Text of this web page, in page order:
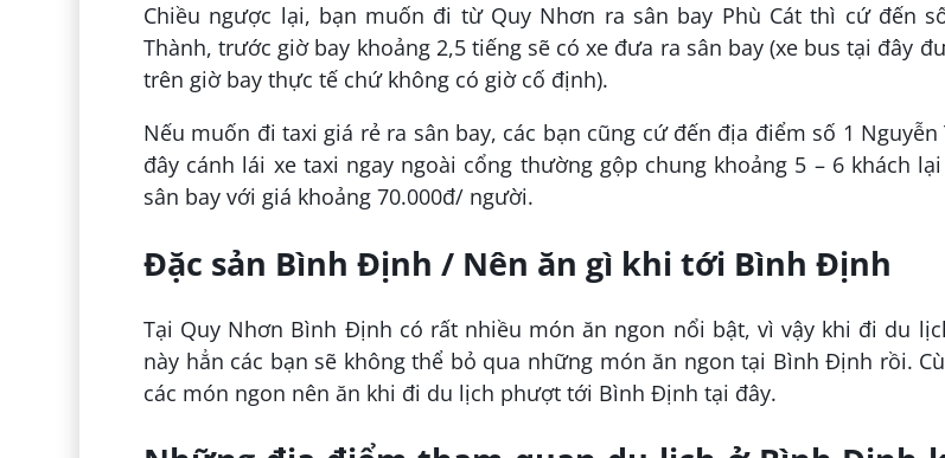
Chiều ngược lại, bạn muốn đi từ Quy Nhơn ra sân bay Phù Cát thì cứ đến
Thành, trước giờ bay khoảng 2,5 tiếng sẽ có xe đưa ra sân bay (xe bus tại đây
trên giờ bay thực tế chứ không có giờ cố định).
Nếu muốn đi taxi giá rẻ ra sân bay, các bạn cũng cứ đến địa điểm số 1 Nguyễn
đây cánh lái xe taxi ngay ngoài cổng thường gộp chung khoảng 5 – 6 khách
sân bay với giá khoảng 70.000đ/ người.
Đặc sản Bình Định / Nên ăn gì khi tới Bình Định
Tại Quy Nhơn Bình Định có rất nhiều món ăn ngon nổi bật, vì vậy khi đi du
này hẳn các bạn sẽ không thể bỏ qua những món ăn ngon tại Bình Định rồi.
các món ngon nên ăn khi đi du lịch phượt tới Bình Định tại đây.